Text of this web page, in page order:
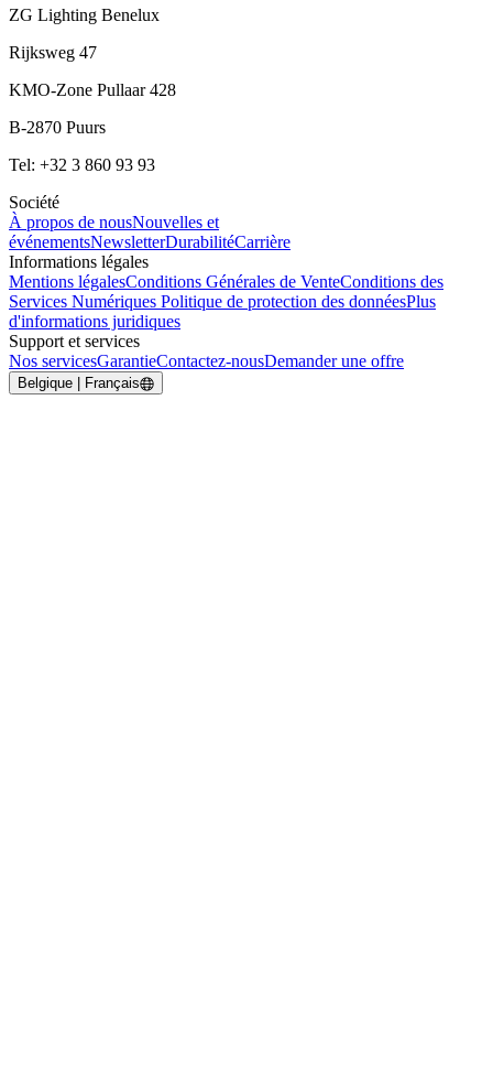
ZG Lighting Benelux
Rijksweg 47
KMO-Zone Pullaar 428
B-2870 Puurs
Tel: +32 3 860 93 93
Société
À propos de nousNouvelles et
événementsNewsletterDurabilitéCarrière
Informations légales
Mentions légalesConditions Générales de VenteConditions des
Services Numériques Politique de protection des donnéesPlus
d'informations juridiques
Support et services
Nos servicesGarantieContactez-nousDemander une offre
Belgique | Français